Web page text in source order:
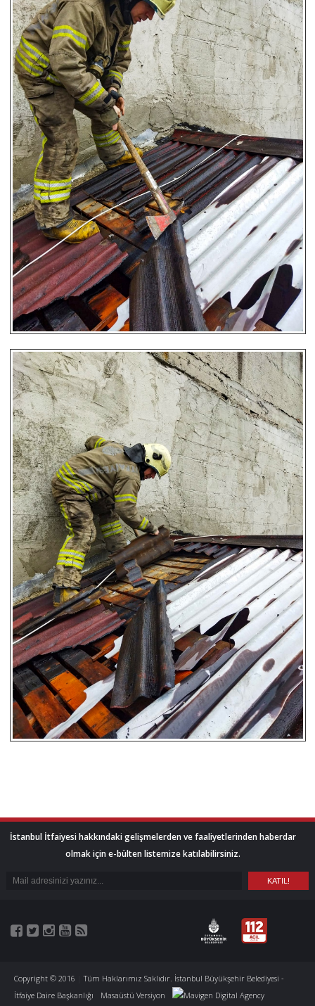
İstanbul İtfaiyesi hakkındaki gelişmelerden ve faaliyetlerinden haberdar
olmak için e-bülten listemize katılabilirsiniz.
Copyright © 2016
Tüm Haklarımız Saklıdır. İstanbul Büyükşehir Belediyesi -
İtfaiye Daire Başkanlığı
Masaüstü Versiyon